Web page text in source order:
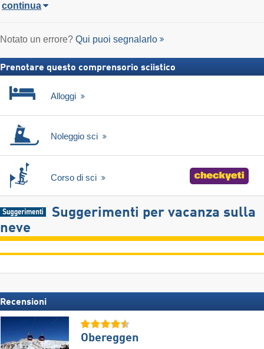
continua
Notato un errore? Qui puoi segnalarlo
Prenotare questo comprensorio sciistico
Alloggi
Noleggio sci
Corso di sci
Suggerimenti per vacanza sulla
neve
Recensioni
Obereggen